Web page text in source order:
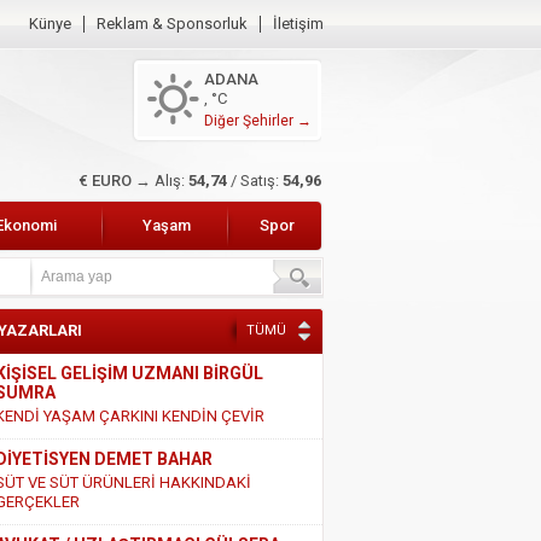
Künye Reklam & Sponsorluk İletişim
ADANA
, °C
Diğer Şehirler →
$ DOLAR → Alış: 47,49 / Satış: 47,68
Yaşam Spor
TÜMÜ
KİŞİSEL GELİŞİM UZMANI BİRGÜL
YAŞAM ÇARKINI KENDİN ÇEVİR
DİYETİSYEN DEMET BAHAR
VE SÜT ÜRÜNLERİ HAKKINDAKİ